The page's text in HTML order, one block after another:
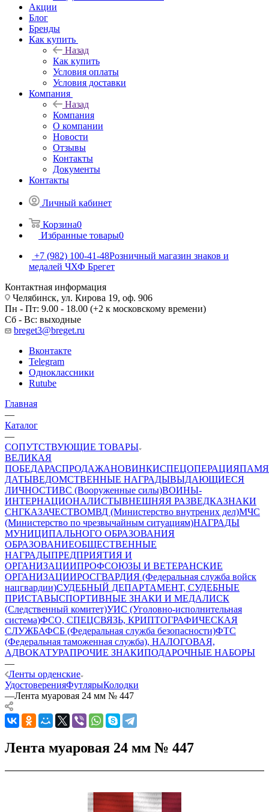
Акции
Блог
Бренды
Как купить
Назад
Как купить
Условия оплаты
Условия доставки
Компания
Назад
Компания
О компании
Новости
Отзывы
Контакты
Документы
Контакты
Личный кабинет
Корзина0
Избранные товары0
+7 (982) 100-41-48Розничный магазин знаков и
медалей ЧХФ Брегет
Контактная информация
Челябинск, ул. Кирова 19, оф. 906
Пн - Пт: 9.00 - 18.00 (+2 к московскому времени)
Сб - Вс: выходные
breget3@breget.ru
Вконтакте
Telegram
Одноклассники
Rutube
Главная
—
Каталог
—
СОПУТСТВУЮЩИЕ ТОВАРЫ
ВЕЛИКАЯ
ПОБЕДАРАСПРОДАЖАНОВИНКИСПЕЦОПЕРАЦИЯ
ДАТЫВЕДОМСТВЕННЫЕ НАГРАДЫВЫДАЮЩИЕСЯ
ЛИЧНОСТИВС (Вооруженные силы)ВОИНЫ-
ИНТЕРНАЦИОНАЛИСТЫВНЕШНЯЯ РАЗВЕДКАЗНАКИ
СНГКАЗАЧЕСТВОМВД (Министерство внутрених дел)МЧС
(Министерство по чрезвычайным ситуациям)НАГРАДЫ
МУНИЦИПАЛЬНОГО ОБРАЗОВАНИЯ
ОБРАЗОВАНИЕОБЩЕСТВЕННЫЕ
НАГРАДЫПРЕДПРИЯТИЯ И
ОРГАНИЗАЦИИПРОФСОЮЗЫ И ВЕТЕРАНСКИЕ
ОРГАНИЗАЦИИРОСГВАРДИЯ (Федеральная служба войск
нацгвардии)СУДЕБНЫЙ ДЕПАРТАМЕНТ, СУДЕБНЫЕ
ПРИСТАВЫСПОРТИВНЫЕ ЗНАКИ И МЕДАЛИСК
(Следственный комитет)УИС (Уголовно-исполнительная
система)ФСО, СПЕЦСВЯЗЬ, КРИПТОГРАФИЧЕСКАЯ
СЛУЖБАФСБ (Федеральная служба безопасности)ФТС
(Федеральная таможенная служба), НАЛОГОВАЯ,
АДВОКАТУРАПРОЧИЕ ЗНАКИПОДАРОЧНЫЕ НАБОРЫ
—
Ленты орденские
УдостоверенияФутлярыКолодки
—Лента муаровая 24 мм № 447
Лента муаровая 24 мм № 447